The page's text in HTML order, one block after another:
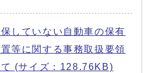
していない自動車の保有
等に関する事務取扱要領
(サイズ：128.76KB)